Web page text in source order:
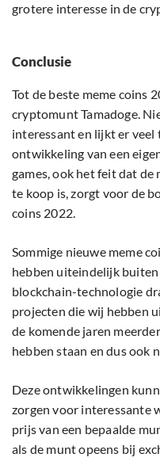
grotere interesse in de
Conclusie
Tot de beste meme coins
cryptomunt Tamadoge.
interessant en lijkt er
ontwikkeling van een
games, ook het feit dat de
te koop is, zorgt voor de
coins 2022.
Sommige nieuwe meme
hebben uiteindelijk
blockchain-technologie
projecten die wij hebben
de komende jaren
hebben staan en dus ook
Deze ontwikkelingen
zorgen voor interessante
prijs van een bepaalde
als de munt opeens bij